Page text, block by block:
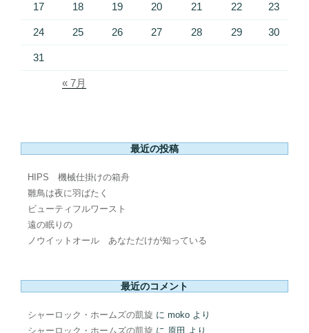
17 18 19 20 21 22 23
24 25 26 27 28 29 30
31
« 7月
最近の投稿
HIPS 機械仕掛けの箱舟
雛鳥は夜に羽ばたく
ビューティフルワースト
遠の眠りの
ノウイットオール あなただけが知っている
最近のコメント
シャーロック・ホームズの凱旋 に moko より
シャーロック・ホームズの凱旋 に 原田 より